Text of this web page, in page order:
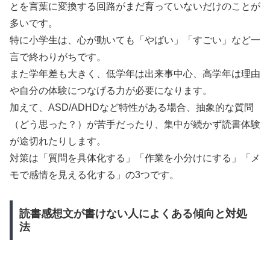
とを言葉に変換する回路がまだ育っていないだけのことが
多いです。
特に小学生は、心が動いても「やばい」「すごい」など一
言で終わりがちです。
また学年差も大きく、低学年は出来事中心、高学年は理由
や自分の体験につなげる力が必要になります。
加えて、ASD/ADHDなど特性がある場合、抽象的な質問
（どう思った？）が苦手だったり、集中が続かず読書体験
が途切れたりします。
対策は「質問を具体化する」「作業を小分けにする」「メ
モで感情を見える化する」の3つです。
読書感想文が書けない人によくある傾向と対処
法